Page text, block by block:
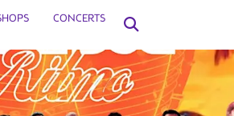
CONCERTS